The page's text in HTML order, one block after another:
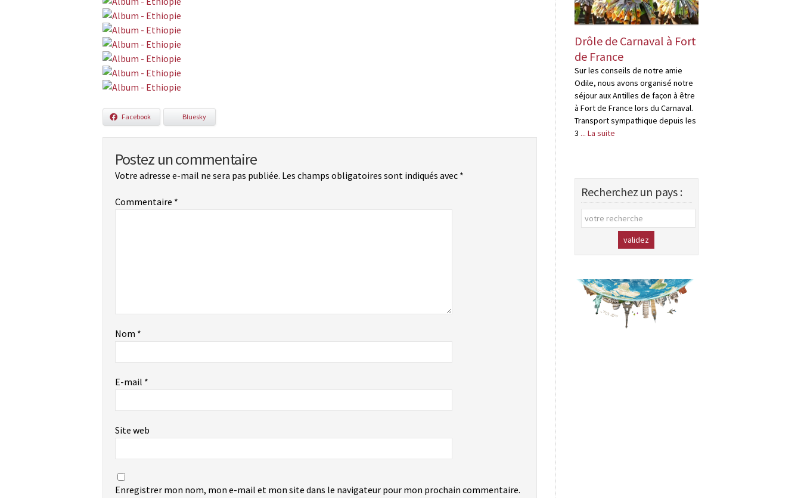
Facebook Bluesky
Postez un commentaire
Votre adresse e-mail ne sera pas publiée. Les champs obligatoires sont indiqués avec *
Commentaire *
Nom *
E-mail *
Site web
Enregistrer mon nom, mon e-mail et mon site dans le navigateur pour mon prochain commentaire.
Drôle de Carnaval à Fort
de France
Sur les conseils de notre amie
Odile, nous avons organisé notre
séjour aux Antilles de façon à être
à Fort de France lors du Carnaval.
Transport sympathique depuis les
3 ... La suite
Recherchez un pays :